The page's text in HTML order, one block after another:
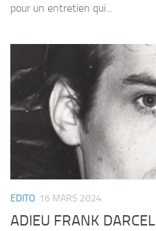
pour un entretien qui...
EDITO 16 MARS 2024
ADIEU FRANK DARCEL